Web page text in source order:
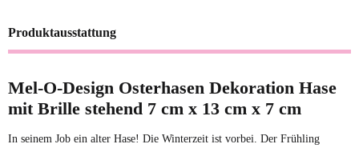
Produktausstattung
Mel-O-Design Osterhasen Dekoration Hase
mit Brille stehend 7 cm x 13 cm x 7 cm
In seinem Job ein alter Hase! Die Winterzeit ist vorbei. Der Frühling